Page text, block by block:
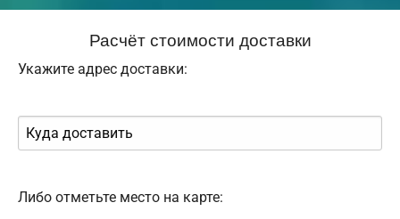
Расчёт стоимости доставки
Укажите адрес доставки:
Либо отметьте место на карте: